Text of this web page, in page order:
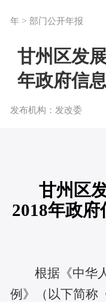
年 >部门公开年报
甘州区发
年政府信
发布机构：发改委
甘州区
2018年政
根据《中华
例》（以下简称